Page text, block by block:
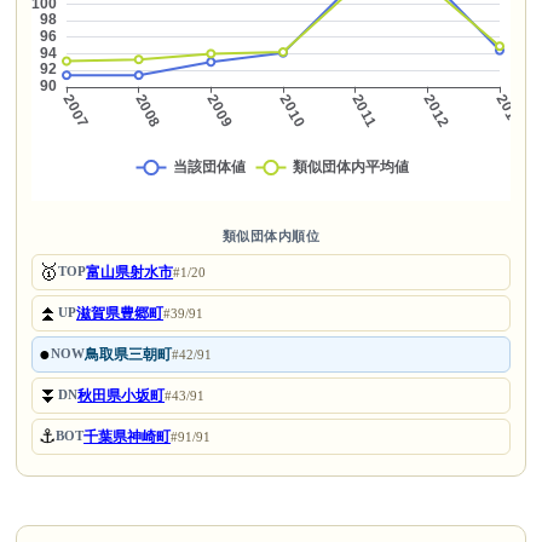
類似団体内順位
🥇TOP富山県射水市#1/20
⏫UP滋賀県豊郷町#39/91
●NOW鳥取県三朝町#42/91
⏬DN秋田県小坂町#43/91
⚓BOT千葉県神崎町#91/91